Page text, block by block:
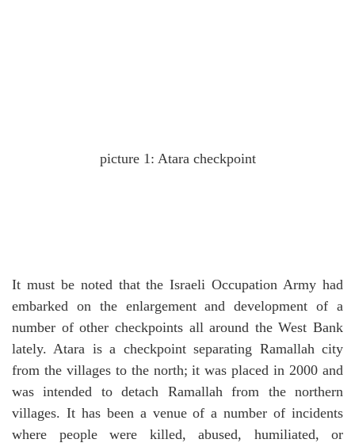
picture 1: Atara checkpoint
It must be noted that the Israeli Occupation Army had
embarked on the enlargement and development of a
number of other checkpoints all around the West Bank
lately. Atara is a checkpoint separating Ramallah city
from the villages to the north; it was placed in 2000 and
was intended to detach Ramallah from the northern
villages. It has been a venue of a number of incidents
where people were killed, abused, humiliated, or